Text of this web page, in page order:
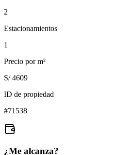
2
Estacionamientos
1
Precio por m²
S/ 4609
ID de propiedad
#71538
¿Me alcanza?